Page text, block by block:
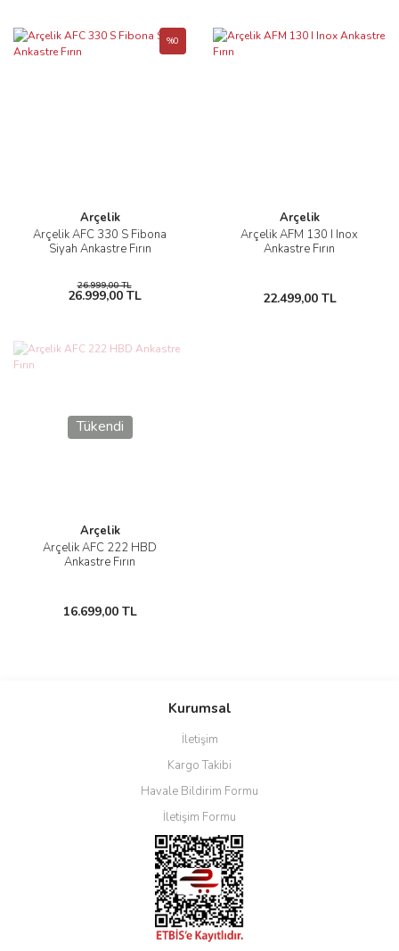
Arçelik
Arçelik AFC 330 S Fibona
Siyah Ankastre Fırın
%0
26.999,00 TL
26.999,00 TL
Arçelik
Arçelik AFM 130 I Inox
Ankastre Fırın
22.499,00 TL
Tükendi
Arçelik
Arçelik AFC 222 HBD
Ankastre Fırın
16.699,00 TL
Kurumsal
İletişim
Kargo Takibi
Havale Bildirim Formu
İletişim Formu